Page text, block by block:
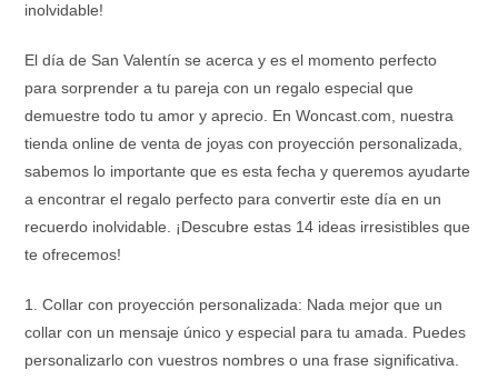
inolvidable!
El día de San Valentín se acerca y es el momento perfecto
para sorprender a tu pareja con un regalo especial que
demuestre todo tu amor y aprecio. En Woncast.com, nuestra
tienda online de venta de joyas con proyección personalizada,
sabemos lo importante que es esta fecha y queremos ayudarte
a encontrar el regalo perfecto para convertir este día en un
recuerdo inolvidable. ¡Descubre estas 14 ideas irresistibles que
te ofrecemos!
1. Collar con proyección personalizada: Nada mejor que un
collar con un mensaje único y especial para tu amada. Puedes
personalizarlo con vuestros nombres o una frase significativa.